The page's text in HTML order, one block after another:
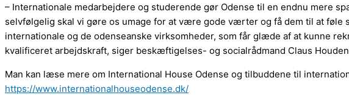
– Internationale medarbejdere og studerende gør Odense til en endnu mere
selvfølgelig skal vi gøre os umage for at være gode værter og få dem til at føle
internationale og de odenseanske virksomheder, som får glæde af at kunne
kvalificeret arbejdskraft, siger beskæftigelses- og socialrådmand Claus
Man kan læse mere om International House Odense og tilbuddene til
https://www.internationalhouseodense.dk/